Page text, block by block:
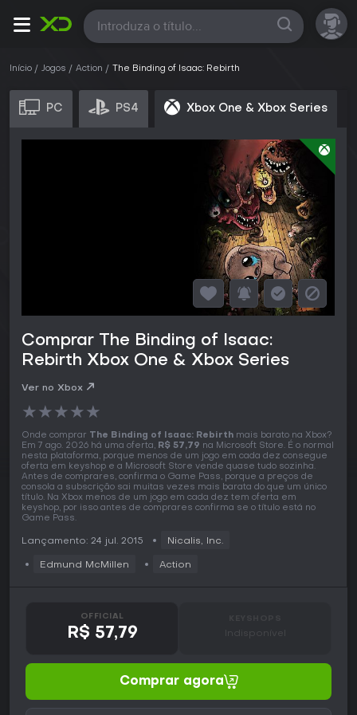
Todas
Início Jogos Action The Binding of Isaac: Rebirth
PC PS4 Xbox One & Xbox Series
Comprar The Binding of Isaac:
Rebirth Xbox One & Xbox Series
Ver no Xbox
★★★★★
Onde comprar The Binding of Isaac: Rebirth mais barato na Xbox?
Em 7 ago. 2026 há uma oferta, R$ 57,79 na Microsoft Store. É o normal
nesta plataforma, porque menos de um jogo em cada dez consegue
oferta em keyshop e a Microsoft Store vende quase tudo sozinha.
Antes de comprares, confirma o Game Pass, porque a preços de
consola a subscrição sai muitas vezes mais barata do que um único
título. Na Xbox menos de um jogo em cada dez tem oferta em
keyshop, por isso antes de comprares confirma se o título está no
Game Pass.
Lançamento: 24 jul. 2015 Nicalis, Inc.
Edmund McMillen Action
OFFICIAL
R$ 57,79 Indisponível
Comprar agora